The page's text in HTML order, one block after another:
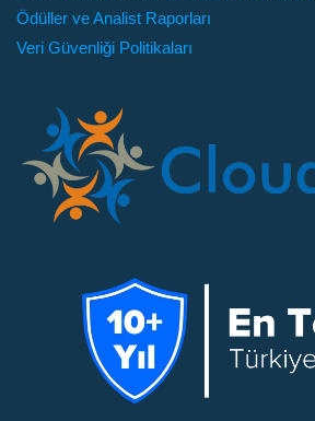
Ödüller ve Analist Raporları
Veri Güvenliği Politikaları